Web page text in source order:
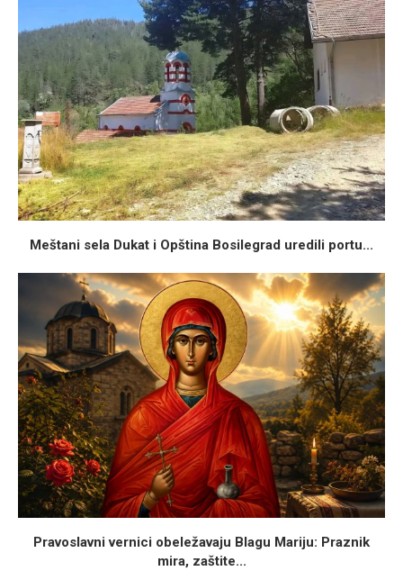
Meštani sela Dukat i Opština Bosilegrad uredili portu...
Pravoslavni vernici obeležavaju Blagu Mariju: Praznik
mira, zaštite...